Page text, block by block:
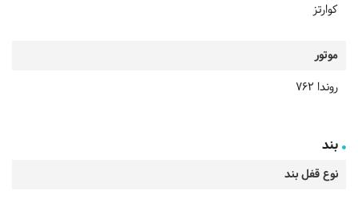
کوارتز
موتور
روندا 762
بند
نوع قفل بند